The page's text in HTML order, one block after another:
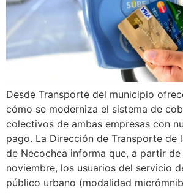
Desde Transporte del municipio
cómo se moderniza el sistema de
colectivos de ambas empresas con
pago. La Dirección de Transporte de
de Necochea informa que, a partir
noviembre, los usuarios del servicio
público urbano (modalidad